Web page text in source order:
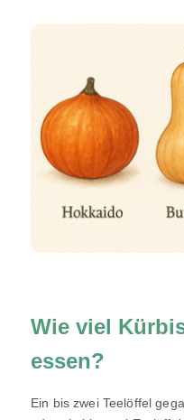
Wie viel
essen?
Ein bis zwei Teelöffel